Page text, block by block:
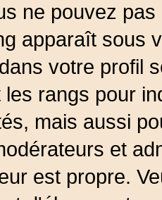
ne pouvez
apparaît sous
votre profil
rangs pour
mais aussi
et
est propre.